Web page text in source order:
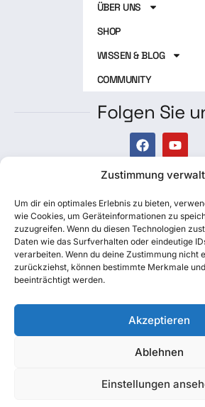
Zustimmung
Um dir ein optimales Erlebnis zu bieten,
wie Cookies, um Geräteinformationen zu
zuzugreifen. Wenn du diesen Technologien
Daten wie das Surfverhalten oder eindeutige
verarbeiten. Wenn du deine Zustimmung nicht
zurückziehst, können bestimmte Merkmale
beeinträchtigt werden.
Akzeptieren
Ablehnen
Einstellungen
ÜBER UNS
SHOP
WISSEN & BLOG
COMMUNITY
Folgen Sie
Datenschutzerklärung
Impressum
Allgemeine
Cookie-Richtlinie
Englisch